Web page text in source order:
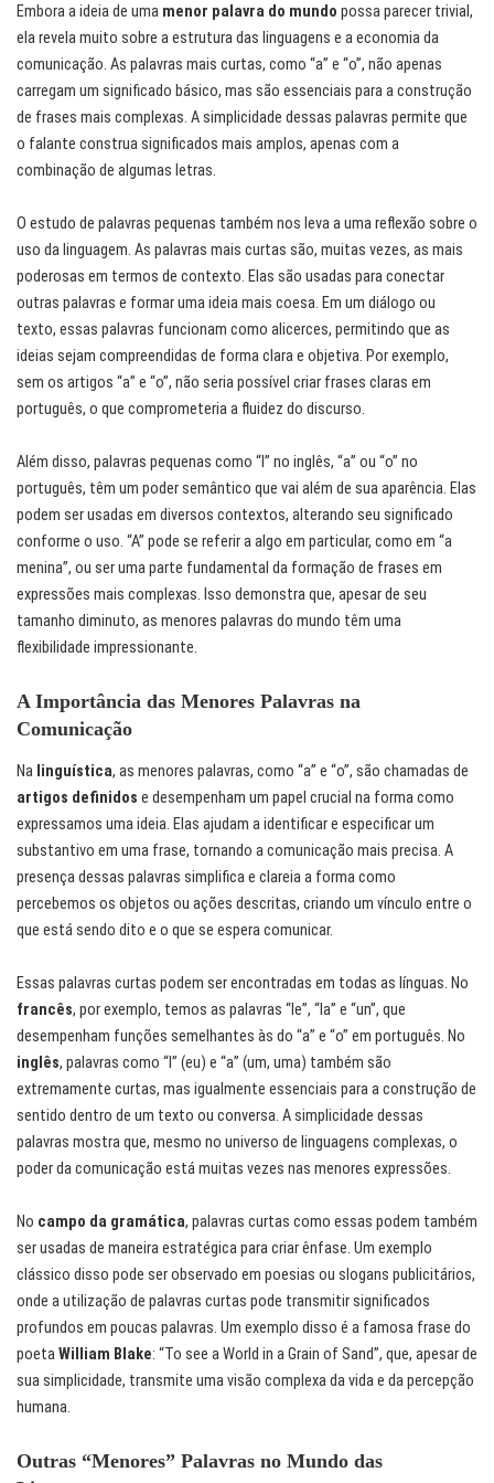
Embora a ideia de uma menor palavra do mundo possa parecer trivial,
ela revela muito sobre a estrutura das linguagens e a economia da
comunicação. As palavras mais curtas, como “a” e “o”, não apenas
carregam um significado básico, mas são essenciais para a construção
de frases mais complexas. A simplicidade dessas palavras permite que
o falante construa significados mais amplos, apenas com a
combinação de algumas letras.
O estudo de palavras pequenas também nos leva a uma reflexão sobre o
uso da linguagem. As palavras mais curtas são, muitas vezes, as mais
poderosas em termos de contexto. Elas são usadas para conectar
outras palavras e formar uma ideia mais coesa. Em um diálogo ou
texto, essas palavras funcionam como alicerces, permitindo que as
ideias sejam compreendidas de forma clara e objetiva. Por exemplo,
sem os artigos “a” e “o”, não seria possível criar frases claras em
português, o que comprometeria a fluidez do discurso.
Além disso, palavras pequenas como “I” no inglês, “a” ou “o” no
português, têm um poder semântico que vai além de sua aparência. Elas
podem ser usadas em diversos contextos, alterando seu significado
conforme o uso. “A” pode se referir a algo em particular, como em “a
menina”, ou ser uma parte fundamental da formação de frases em
expressões mais complexas. Isso demonstra que, apesar de seu
tamanho diminuto, as menores palavras do mundo têm uma
flexibilidade impressionante.
A Importância das Menores Palavras na
Comunicação
Na linguística, as menores palavras, como “a” e “o”, são chamadas de
artigos definidos e desempenham um papel crucial na forma como
expressamos uma ideia. Elas ajudam a identificar e especificar um
substantivo em uma frase, tornando a comunicação mais precisa. A
presença dessas palavras simplifica e clareia a forma como
percebemos os objetos ou ações descritas, criando um vínculo entre o
que está sendo dito e o que se espera comunicar.
Essas palavras curtas podem ser encontradas em todas as línguas. No
francês, por exemplo, temos as palavras “le”, “la” e “un”, que
desempenham funções semelhantes às do “a” e “o” em português. No
inglês, palavras como “I” (eu) e “a” (um, uma) também são
extremamente curtas, mas igualmente essenciais para a construção de
sentido dentro de um texto ou conversa. A simplicidade dessas
palavras mostra que, mesmo no universo de linguagens complexas, o
poder da comunicação está muitas vezes nas menores expressões.
No campo da gramática, palavras curtas como essas podem também
ser usadas de maneira estratégica para criar ênfase. Um exemplo
clássico disso pode ser observado em poesias ou slogans publicitários,
onde a utilização de palavras curtas pode transmitir significados
profundos em poucas palavras. Um exemplo disso é a famosa frase do
poetaWilliam Blake: “To see a World in a Grain of Sand”, que, apesar de
sua simplicidade, transmite uma visão complexa da vida e da percepção
humana.
Outras “Menores” Palavras no Mundo das